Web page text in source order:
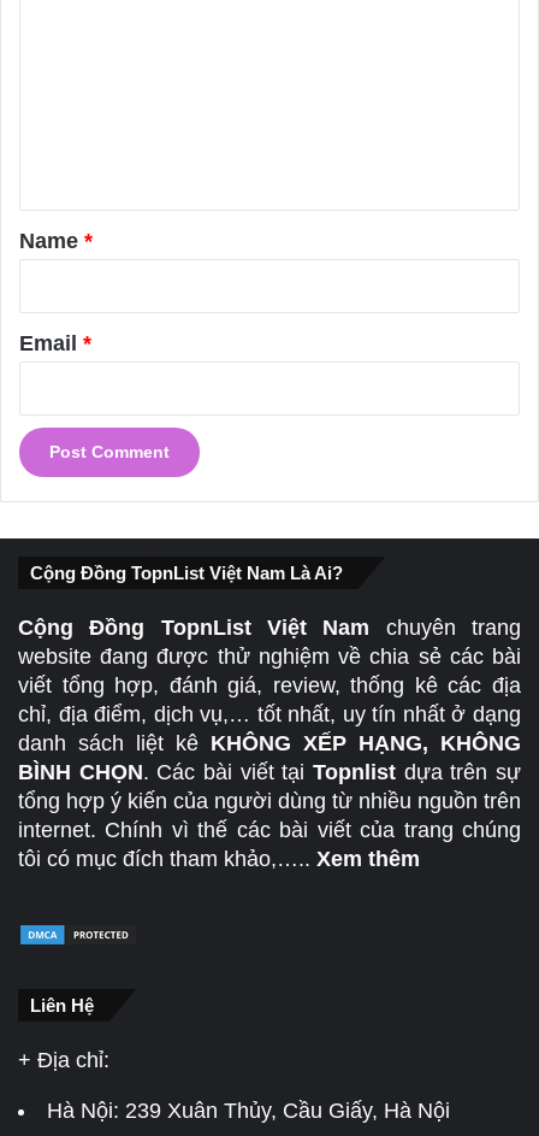
*
Name *
Email *
Cộng Đồng TopnList Việt Nam Là Ai?
Cộng Đồng TopnList Việt Nam chuyên trang
website đang được thử nghiệm về chia sẻ các bài
viết tổng hợp, đánh giá, review, thống kê các địa
chỉ, địa điểm, dịch vụ,… tốt nhất, uy tín nhất ở dạng
danh sách liệt kê KHÔNG XẾP HẠNG, KHÔNG
BÌNH CHỌN. Các bài viết tạiTopnlist dựa trên sự
tổng hợp ý kiến của người dùng từ nhiều nguồn trên
internet. Chính vì thế các bài viết của trang chúng
tôi có mục đích tham khảo,….. Xem thêm
Liên Hệ
+ Địa chỉ:
Hà Nội: 239 Xuân Thủy, Cầu Giấy, Hà Nội